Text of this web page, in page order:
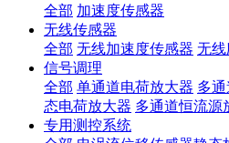
全部 加速度传感器
无线传感器
全部 无线加速度传感器 无
信号调理
全部 单通道电荷放大器 多
态电荷放大器 多通道恒流源
专用测控系统